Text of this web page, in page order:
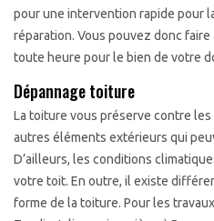
pour une intervention rapide pour
réparation. Vous pouvez donc
toute heure pour le bien de votre
Dépannage toiture
La toiture vous préserve contre
autres éléments extérieurs qui
D’ailleurs, les conditions
votre toit. En outre, il existe
forme de la toiture. Pour les